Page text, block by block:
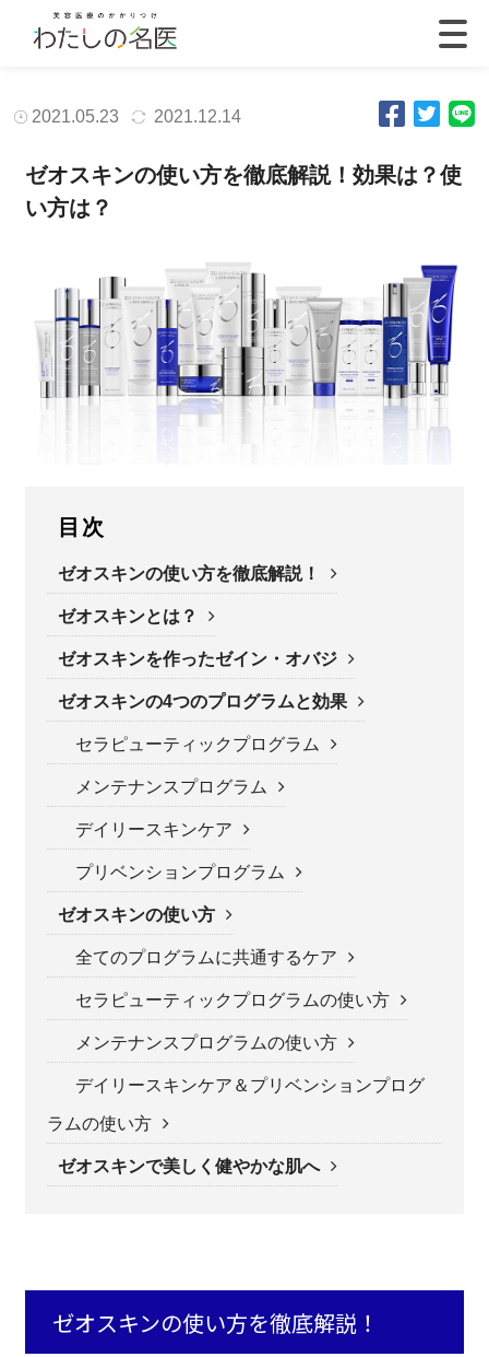
2021.05.23 2021.12.14
ゼオスキンの使い方を徹底解説！効果は？使
い方は？
目次
ゼオスキンの使い方を徹底解説！
ゼオスキンとは？
ゼオスキンを作ったゼイン・オバジ
ゼオスキンの4つのプログラムと効果
セラピューティックプログラム
メンテナンスプログラム
デイリースキンケア
プリベンションプログラム
ゼオスキンの使い方
全てのプログラムに共通するケア
セラピューティックプログラムの使い方
メンテナンスプログラムの使い方
デイリースキンケア＆プリベンションプログ
ラムの使い方
ゼオスキンで美しく健やかな肌へ
ゼオスキンの使い方を徹底解説！